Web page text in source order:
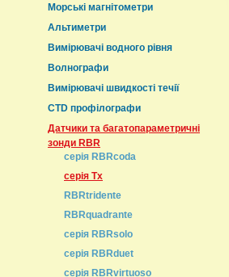
Морські магнітометри
Альтиметри
Вимірювачі водного рівня
Волнографи
Вимірювачі швидкості течії
CTD профілографи
Датчики та багатопараметричні
зонди RBR
серія RBRcoda
серія Тх
RBRtridente
RBRquadrante
серія RBRsolo
серія RBRduet
серія RBRvirtuoso